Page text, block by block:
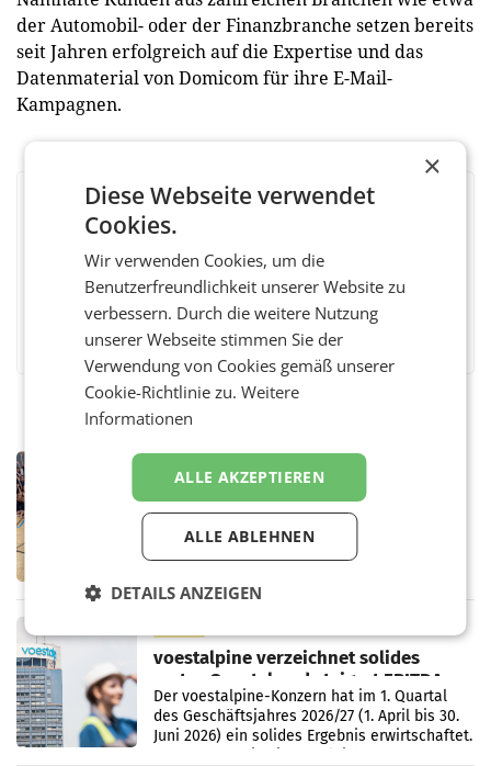
der Automobil- oder der Finanzbranche setzen bereits
seit Jahren erfolgreich auf die Expertise und das
Datenmaterial von Domicom für ihre E-Mail-
Kampagnen.
BEWERTEN SIE DIESEN ARTIKEL
FacebookTwitter MessengerWhatsAppLinkedInXING Teilen
Bipa unterstützt Bewegte Kids
Sommercamps im Osten Österreichs
Bereits zum zweiten Mal begleitet Bipa das
polysportive Sommersportcamp „Bewegte
Monaten Juli und August versorgt das
voestalpine verzeichnet solides
erstes Quartal und steigert EBITDA
Der voestalpine-Konzern hat im 1. Quartal
des Geschäftsjahres 2026/27 (1. April bis 30.
Juni 2026) ein solides Ergebnis erwirtschaftet.
×
Diese Webseite verwendet
Cookies.
Wir verwenden Cookies, um die
Benutzerfreundlichkeit unserer Website zu
verbessern. Durch die weitere Nutzung
unserer Webseite stimmen Sie der
Verwendung von Cookies gemäß unserer
Cookie-Richtlinie zu.Weitere
Informationen
ALLE AKZEPTIEREN
ALLE ABLEHNEN
DETAILS ANZEIGEN